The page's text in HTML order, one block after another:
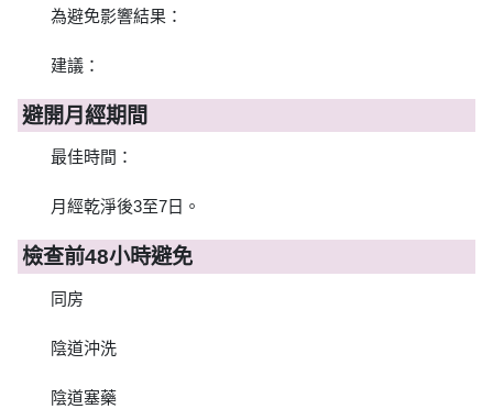
為避免影響結果：
建議：
避開月經期間
最佳時間：
月經乾淨後3至7日。
檢查前48小時避免
同房
陰道沖洗
陰道塞藥